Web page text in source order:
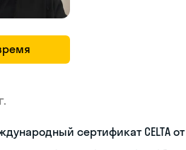
сертификат CELTA